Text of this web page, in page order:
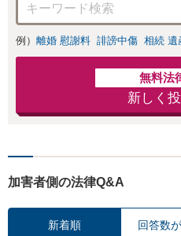
例） 離婚 慰謝料 誹謗中傷 相続 遺
無料法
新しく
加害者側の法律Q&A
新着順 回答数